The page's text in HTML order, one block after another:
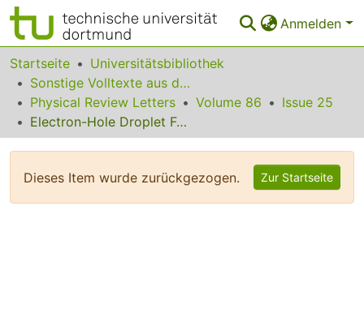
Anmelden
Bereiche & Sammlungen
Das gesamte Repositorium
Statistiken
Startseite
Universitätsbibliothek
Sonstige Volltexte aus dem Bibliotheksangebot
Physical Review Letters
Volume 86
Issue 25
Electron-Hole Droplet Formation in Direct-Gap Semiconductors Observed by Mid-Infrared Pump-Probe Spectroscopy
Dieses Item wurde zurückgezogen. Zur Startseite